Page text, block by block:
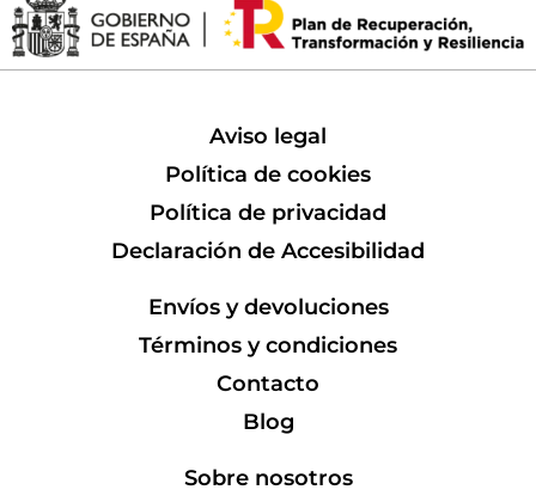
Aviso legal
Política de cookies
Política de privacidad
Declaración de Accesibilidad
Envíos y devoluciones
Términos y condiciones
Contacto
Blog
Sobre nosotros